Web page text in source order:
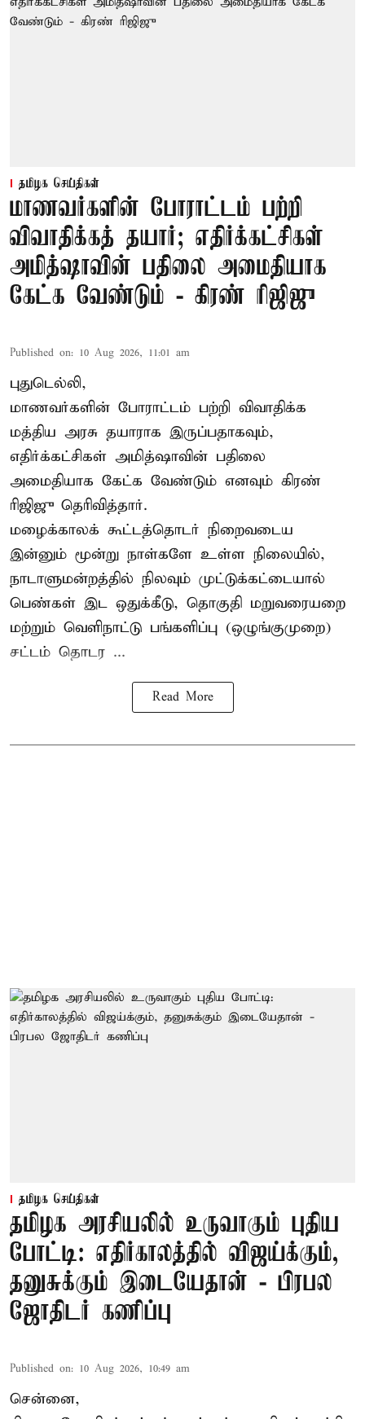
தமிழக செய்திகள்
மாணவர்களின் போராட்டம் பற்றி
விவாதிக்கத் தயார்; எதிர்க்கட்சிகள்
அமித்ஷாவின் பதிலை அமைதியாக
கேட்க வேண்டும் - கிரண் ரிஜிஜு
Published on: 10 Aug 2026, 11:01 am
புதுடெல்லி,
மாணவர்களின் போராட்டம் பற்றி விவாதிக்க
மத்திய அரசு தயாராக இருப்பதாகவும்,
எதிர்க்கட்சிகள் அமித்ஷாவின் பதிலை
அமைதியாக கேட்க வேண்டும் எனவும் கிரண்
ரிஜிஜு தெரிவித்தார்.
மழைக்காலக் கூட்டத்தொடர் நிறைவடைய
இன்னும் மூன்று நாள்களே உள்ள நிலையில்,
நாடாளுமன்றத்தில் நிலவும் முட்டுக்கட்டையால்
பெண்கள் இட ஒதுக்கீடு, தொகுதி மறுவரையறை
மற்றும் வெளிநாட்டு பங்களிப்பு (ஒழுங்குமுறை)
சட்டம் தொடர ...
Read More
தமிழக செய்திகள்
தமிழக அரசியலில் உருவாகும் புதிய
போட்டி: எதிர்காலத்தில் விஜய்க்கும்,
தனுசுக்கும் இடையேதான் - பிரபல
ஜோதிடர் கணிப்பு
Published on: 10 Aug 2026, 10:49 am
சென்னை,